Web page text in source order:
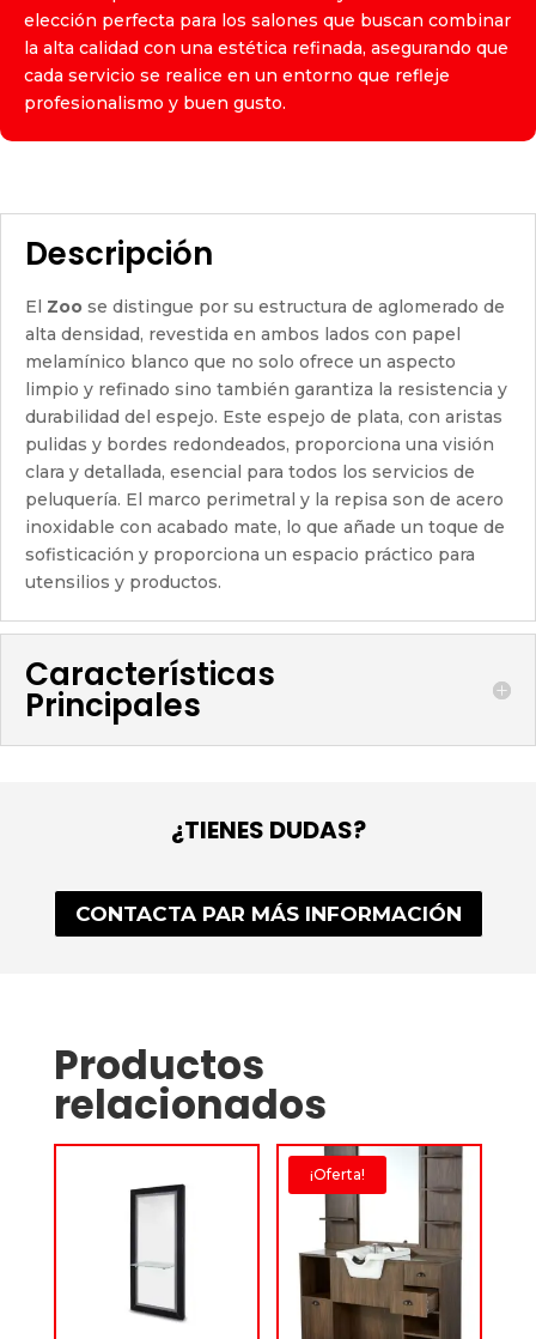
elección perfecta para los salones que buscan combinar
la alta calidad con una estética refinada, asegurando que
cada servicio se realice en un entorno que refleje
profesionalismo y buen gusto.
Descripción
El Zoo se distingue por su estructura de aglomerado de
alta densidad, revestida en ambos lados con papel
melamínico blanco que no solo ofrece un aspecto
limpio y refinado sino también garantiza la resistencia y
durabilidad del espejo. Este espejo de plata, con aristas
pulidas y bordes redondeados, proporciona una visión
clara y detallada, esencial para todos los servicios de
peluquería. El marco perimetral y la repisa son de acero
inoxidable con acabado mate, lo que añade un toque de
sofisticación y proporciona un espacio práctico para
utensilios y productos.
Características
Principales
¿TIENES DUDAS?
CONTACTA PAR MÁS INFORMACIÓN
Productos
relacionados
¡Oferta!